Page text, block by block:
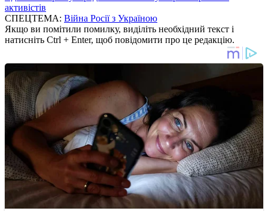
активістів
СПЕЦТЕМА: Війна Росії з Україною
Якщо ви помітили помилку, виділіть необхідний текст і
натисніть Ctrl + Enter, щоб повідомити про це редакцію.